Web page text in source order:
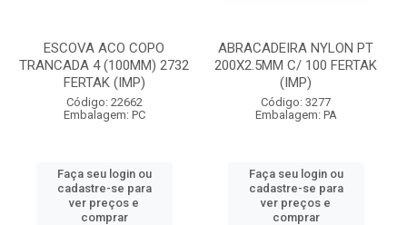
ESCOVA ACO COPO
TRANCADA 4 (100MM) 2732
FERTAK (IMP)
Código: 22662
Embalagem: PC
Faça seu login ou
cadastre-se para
ver preços e
comprar
ABRACADEIRA NYLON PT
200X2.5MM C/ 100 FERTAK
(IMP)
Código: 3277
Embalagem: PA
Faça seu login ou
cadastre-se para
ver preços e
comprar